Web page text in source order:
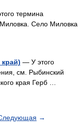
термина
Село Миловка
— У этого
см. Рыбинский
края Герб …
→